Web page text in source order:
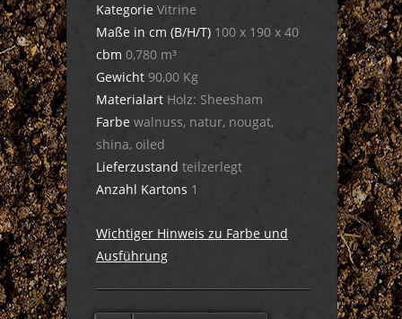
Kategorie Vitrine
Maße in cm (B/H/T) 100 x 190 x 40
cbm 0,780 m³
Gewicht 90,00 Kg
Materialart Holz: Sheesham
Farbe walnuss, natur, nougat,
shina, oiled
Lieferzustand teilzerlegt
Anzahl Kartons 1
Wichtiger Hinweis zu Farbe und
Ausführung